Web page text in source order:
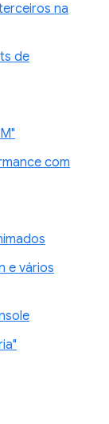
na
de
com
e vários